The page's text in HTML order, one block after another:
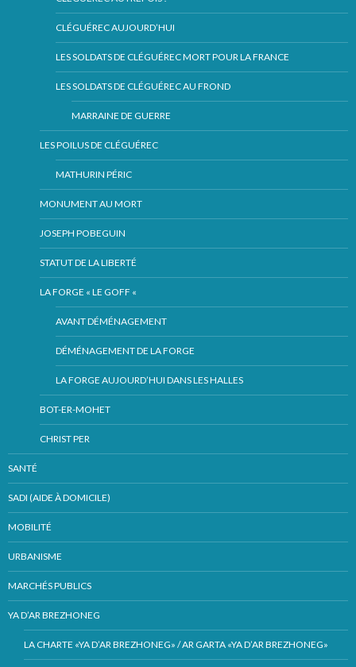
CLÉGUÉREC AUJOURD’HUI
LES SOLDATS DE CLÉGUÉREC MORT POUR LA FRANCE
LES SOLDATS DE CLÉGUÉREC AU FROND
MARRAINE DE GUERRE
LES POILUS DE CLÉGUÉREC
MATHURIN PÉRIC
MONUMENT AU MORT
JOSEPH POBEGUIN
STATUT DE LA LIBERTÉ
LA FORGE « LE GOFF «
AVANT DÉMÉNAGEMENT
DÉMÉNAGEMENT DE LA FORGE
LA FORGE AUJOURD’HUI DANS LES HALLES
BOT-ER-MOHET
CHRIST PER
SANTÉ
SADI (AIDE À DOMICILE)
MOBILITÉ
URBANISME
MARCHÉS PUBLICS
YA D’AR BREZHONEG
LA CHARTE «YA D’AR BREZHONEG» / AR GARTA «YA D’AR BREZHONEG»